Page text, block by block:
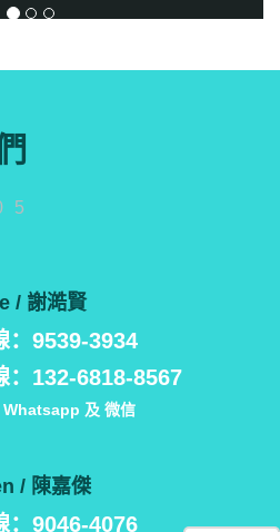
/ 謝澔賢
：9539-3934
：132-6818-8567
Whatsapp 及 微信
/ 陳嘉傑
：9046-4076